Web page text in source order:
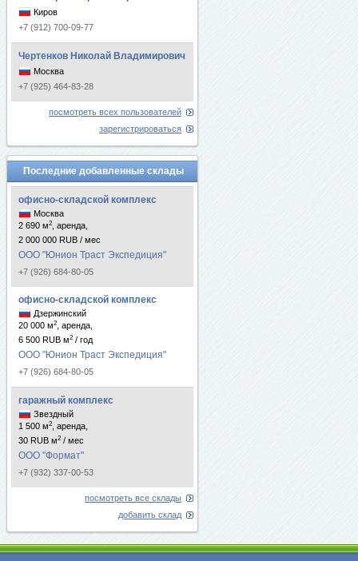
Киров
+7 (912) 700-09-77
Чертенков Николай Владимирович
Москва
+7 (925) 464-83-28
посмотреть всех пользователей
зарегистрироваться
Последние добавленные склады
офисно-складской комплекс
Москва
2 690 м2
, аренда,
2 000 000 RUB / мес
ООО "Юнион Траст Экспедиция"
+7 (926) 684-80-05
офисно-складской комплекс
Дзержинский
20 000 м2
, аренда,
6 500 RUB м2 / год
ООО "Юнион Траст Экспедиция"
+7 (926) 684-80-05
гаражный комплекс
Звездный
1 500 м2
, аренда,
30 RUB м2 / мес
ООО "Формат"
+7 (932) 337-00-53
посмотреть все склады
добавить склад